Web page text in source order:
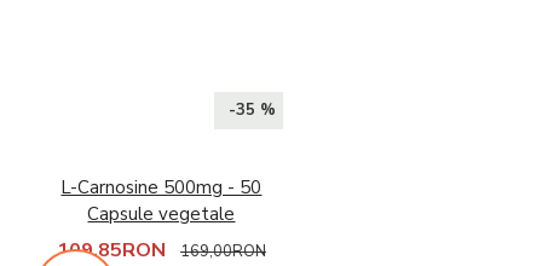
-35 %
L-Carnosine 500mg - 50
Capsule vegetale
109,85RON 169,00RON